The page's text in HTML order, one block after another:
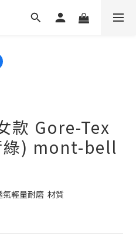
款 Gore-Tex
綠) mont-bell
輕量耐磨  材質